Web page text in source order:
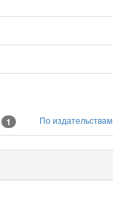
1 По издательствам